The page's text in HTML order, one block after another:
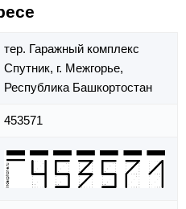
тер. Гаражный комплекс
Спутник, г. Межгорье,
Республика Башкортостан
453571